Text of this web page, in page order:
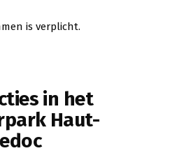
is verplicht.
in het
Haut-